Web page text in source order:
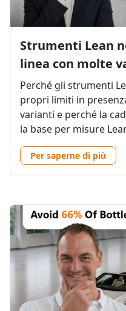
Strumenti Lean
linea con molte
Perché gli strumenti
propri limiti in
varianti e perché la
la base per misure
Per saperne di più